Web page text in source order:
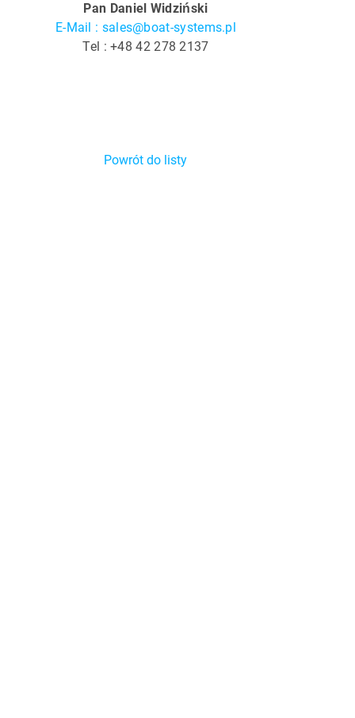
Pan Daniel Widziński
E-Mail : sales@boat-systems.pl
Tel : +48 42 278 2137
Powrót do listy